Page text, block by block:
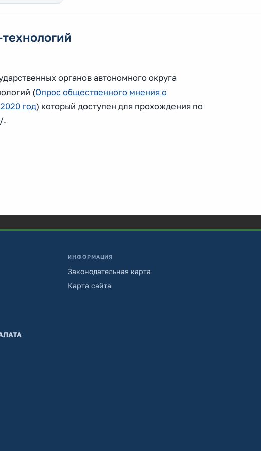
органов автономного округа
(Опрос общественного мнения о
год) который доступен для прохождения по
.
ИНФОРМАЦИЯ
Законодательная карта
Карта сайта